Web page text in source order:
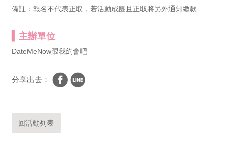
備註：報名不代表正取，若活動成團且正取將另外通知繳款
主辦單位
DateMeNow跟我約會吧
分享出去：
回活動列表